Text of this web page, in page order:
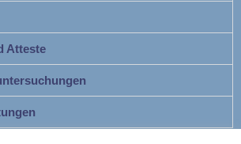
Atteste